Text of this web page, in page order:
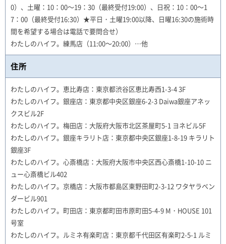
0）、土曜：10：00～19：30（最終受付19:00）、日祝：10：00～1
7：00（最終受付16:30）★平日・土曜19:00以降、日曜16:30の施術時
間を希望する場合は電話で要問合せ）
わたしのハイフ。練馬店（11:00～20:00）…他
住所
わたしのハイフ。恵比寿店：東京都渋谷区恵比寿西1-3-4 3F
わたしのハイフ。銀座店：東京都中央区銀座6-2-3 Daiwa銀座アネッ
クスビル2F
わたしのハイフ。梅田店：大阪府大阪市北区茶屋町5-1 ヨネビル5F
わたしのハイフ。銀座キラリト店：東京都中央区銀座1-8-19 キラリト
銀座3F
わたしのハイフ。心斎橋店：大阪府大阪市中央区西心斎橋1-10-10 ニ
ュー心斎橋ビル402
わたしのハイフ。京橋店：大阪市都島区東野田町2-3-12 ワタヤラベン
ダービル901
わたしのハイフ。町田店：東京都町田市原町田5-4-9 M・HOUSE 101
号室
わたしのハイフ。ルミネ有楽町店：東京都千代田区有楽町2-5-1 ルミ